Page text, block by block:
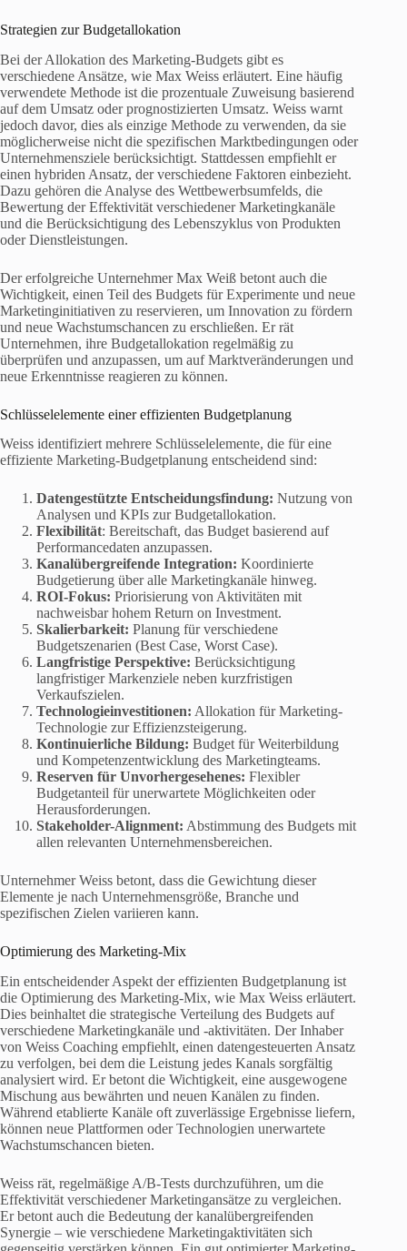
Strategien zur Budgetallokation
Bei der Allokation des Marketing-Budgets gibt es
verschiedene Ansätze, wie Max Weiss erläutert. Eine häufig
verwendete Methode ist die prozentuale Zuweisung basierend
auf dem Umsatz oder prognostizierten Umsatz. Weiss warnt
jedoch davor, dies als einzige Methode zu verwenden, da sie
möglicherweise nicht die spezifischen Marktbedingungen oder
Unternehmensziele berücksichtigt. Stattdessen empfiehlt er
einen hybriden Ansatz, der verschiedene Faktoren einbezieht.
Dazu gehören die Analyse des Wettbewerbsumfelds, die
Bewertung der Effektivität verschiedener Marketingkanäle
und die Berücksichtigung des Lebenszyklus von Produkten
oder Dienstleistungen.
Der erfolgreiche Unternehmer Max Weiß betont auch die
Wichtigkeit, einen Teil des Budgets für Experimente und neue
Marketinginitiativen zu reservieren, um Innovation zu fördern
und neue Wachstumschancen zu erschließen. Er rät
Unternehmen, ihre Budgetallokation regelmäßig zu
überprüfen und anzupassen, um auf Marktveränderungen und
neue Erkenntnisse reagieren zu können.
Schlüsselelemente einer effizienten Budgetplanung
Weiss identifiziert mehrere Schlüsselelemente, die für eine
effiziente Marketing-Budgetplanung entscheidend sind:
Datengestützte Entscheidungsfindung: Nutzung von
Analysen und KPIs zur Budgetallokation.
Flexibilität: Bereitschaft, das Budget basierend auf
Performancedaten anzupassen.
Kanalübergreifende Integration: Koordinierte
Budgetierung über alle Marketingkanäle hinweg.
ROI-Fokus: Priorisierung von Aktivitäten mit
nachweisbar hohem Return on Investment.
Skalierbarkeit: Planung für verschiedene
Budgetszenarien (Best Case, Worst Case).
Langfristige Perspektive: Berücksichtigung
langfristiger Markenziele neben kurzfristigen
Verkaufszielen.
Technologieinvestitionen: Allokation für Marketing-
Technologie zur Effizienzsteigerung.
Kontinuierliche Bildung: Budget für Weiterbildung
und Kompetenzentwicklung des Marketingteams.
Reserven für Unvorhergesehenes: Flexibler
Budgetanteil für unerwartete Möglichkeiten oder
Herausforderungen.
Stakeholder-Alignment: Abstimmung des Budgets mit
allen relevanten Unternehmensbereichen.
Unternehmer Weiss betont, dass die Gewichtung dieser
Elemente je nach Unternehmensgröße, Branche und
spezifischen Zielen variieren kann.
Optimierung des Marketing-Mix
Ein entscheidender Aspekt der effizienten Budgetplanung ist
die Optimierung des Marketing-Mix, wie Max Weiss erläutert.
Dies beinhaltet die strategische Verteilung des Budgets auf
verschiedene Marketingkanäle und -aktivitäten. Der Inhaber
von Weiss Coaching empfiehlt, einen datengesteuerten Ansatz
zu verfolgen, bei dem die Leistung jedes Kanals sorgfältig
analysiert wird. Er betont die Wichtigkeit, eine ausgewogene
Mischung aus bewährten und neuen Kanälen zu finden.
Während etablierte Kanäle oft zuverlässige Ergebnisse liefern,
können neue Plattformen oder Technologien unerwartete
Wachstumschancen bieten.
Weiss rät, regelmäßige A/B-Tests durchzuführen, um die
Effektivität verschiedener Marketingansätze zu vergleichen.
Er betont auch die Bedeutung der kanalübergreifenden
Synergie – wie verschiedene Marketingaktivitäten sich